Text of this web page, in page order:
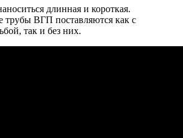
длинная и короткая.
ВГП поставляются как с
так и без них.